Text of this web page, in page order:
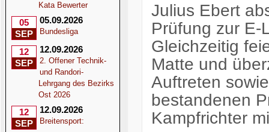
Kata Bewerter
05
SEP
05.09.2026
Bundesliga
12
SEP
12.09.2026
2. Offener Technik-
und Randori-
Lehrgang des Bezirks
Ost 2026
12
SEP
12.09.2026
Breitensport:
Julius Ebert
Prüfung zur E-
Gleichzeitig
Matte und
Auftreten
bestandenen
Kampfrichter